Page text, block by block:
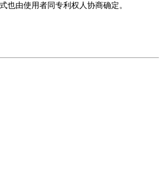
也由使用者同专利权人协商确定。